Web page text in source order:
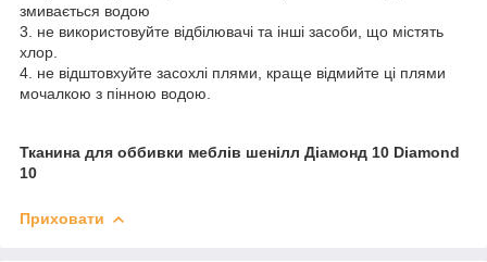
змивається водою
3. не використовуйте відбілювачі та інші засоби, що містять
хлор.
4. не відштовхуйте засохлі плями, краще відмийте ці плями
мочалкою з пінною водою.
Тканина для оббивки меблів шенілл Діамонд 10 Diamond
10
Приховати